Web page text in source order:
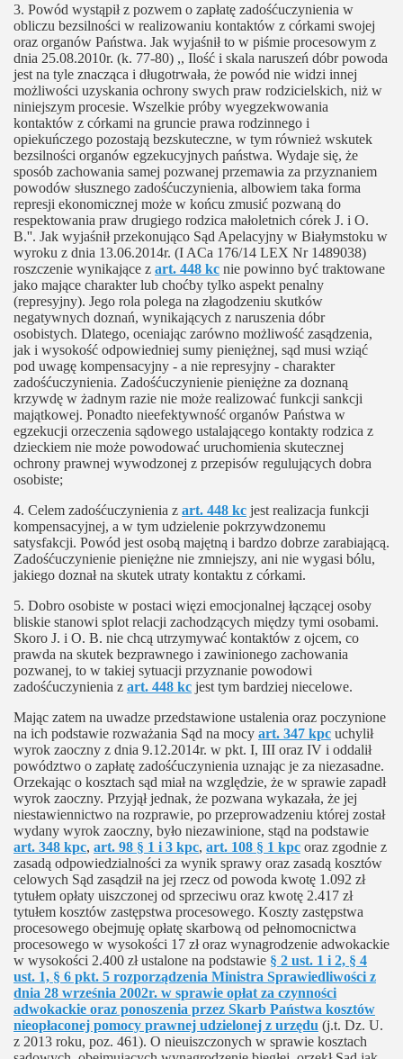
3. Powód wystąpił z pozwem o zapłatę zadośćuczynienia w
obliczu bezsilności w realizowaniu kontaktów z córkami swojej
oraz organów Państwa. Jak wyjaśnił to w piśmie procesowym z
dnia 25.08.2010r. (k. 77-80) ,, Ilość i skala naruszeń dóbr powoda
jest na tyle znacząca i długotrwała, że powód nie widzi innej
możliwości uzyskania ochrony swych praw rodzicielskich, niż w
niniejszym procesie. Wszelkie próby wyegzekwowania
kontaktów z córkami na gruncie prawa rodzinnego i
opiekuńczego pozostają bezskuteczne, w tym również wskutek
bezsilności organów egzekucyjnych państwa. Wydaje się, że
sposób zachowania samej pozwanej przemawia za przyznaniem
powodów słusznego zadośćuczynienia, albowiem taka forma
represji ekonomicznej może w końcu zmusić pozwaną do
respektowania praw drugiego rodzica małoletnich córek J. i O.
B.''. Jak wyjaśnił przekonująco Sąd Apelacyjny w Białymstoku w
wyroku z dnia 13.06.2014r. (I ACa 176/14 LEX Nr 1489038)
roszczenie wynikające z art. 448 kc nie powinno być traktowane
jako mające charakter lub choćby tylko aspekt penalny
(represyjny). Jego rola polega na złagodzeniu skutków
negatywnych doznań, wynikających z naruszenia dóbr
osobistych. Dlatego, oceniając zarówno możliwość zasądzenia,
jak i wysokość odpowiedniej sumy pieniężnej, sąd musi wziąć
pod uwagę kompensacyjny - a nie represyjny - charakter
zadośćuczynienia. Zadośćuczynienie pieniężne za doznaną
krzywdę w żadnym razie nie może realizować funkcji sankcji
majątkowej. Ponadto nieefektywność organów Państwa w
egzekucji orzeczenia sądowego ustalającego kontakty rodzica z
dzieckiem nie może powodować uruchomienia skutecznej
ochrony prawnej wywodzonej z przepisów regulujących dobra
osobiste;
4. Celem zadośćuczynienia z art. 448 kc jest realizacja funkcji
kompensacyjnej, a w tym udzielenie pokrzywdzonemu
satysfakcji. Powód jest osobą majętną i bardzo dobrze zarabiającą.
Zadośćuczynienie pieniężne nie zmniejszy, ani nie wygasi bólu,
jakiego doznał na skutek utraty kontaktu z córkami.
5. Dobro osobiste w postaci więzi emocjonalnej łączącej osoby
bliskie stanowi splot relacji zachodzących między tymi osobami.
Skoro J. i O. B. nie chcą utrzymywać kontaktów z ojcem, co
prawda na skutek bezprawnego i zawinionego zachowania
pozwanej, to w takiej sytuacji przyznanie powodowi
zadośćuczynienia z art. 448 kc jest tym bardziej niecelowe.
Mając zatem na uwadze przedstawione ustalenia oraz poczynione
na ich podstawie rozważania Sąd na mocy art. 347 kpc uchylił
wyrok zaoczny z dnia 9.12.2014r. w pkt. I, III oraz IV i oddalił
powództwo o zapłatę zadośćuczynienia uznając je za niezasadne.
Orzekając o kosztach sąd miał na względzie, że w sprawie zapadł
wyrok zaoczny. Przyjął jednak, że pozwana wykazała, że jej
niestawiennictwo na rozprawie, po przeprowadzeniu której został
wydany wyrok zaoczny, było niezawinione, stąd na podstawie
art. 348 kpc, art. 98 § 1 i 3 kpc, art. 108 § 1 kpc oraz zgodnie z
zasadą odpowiedzialności za wynik sprawy oraz zasadą kosztów
celowych Sąd zasądził na jej rzecz od powoda kwotę 1.092 zł
tytułem opłaty uiszczonej od sprzeciwu oraz kwotę 2.417 zł
tytułem kosztów zastępstwa procesowego. Koszty zastępstwa
procesowego obejmuję opłatę skarbową od pełnomocnictwa
procesowego w wysokości 17 zł oraz wynagrodzenie adwokackie
w wysokości 2.400 zł ustalone na podstawie § 2 ust. 1 i 2, § 4
ust. 1, § 6 pkt. 5 rozporządzenia Ministra Sprawiedliwości z
dnia 28 września 2002r. w sprawie opłat za czynności
adwokackie oraz ponoszenia przez Skarb Państwa kosztów
nieopłaconej pomocy prawnej udzielonej z urzędu (j.t. Dz. U.
z 2013 roku, poz. 461). O nieuiszczonych w sprawie kosztach